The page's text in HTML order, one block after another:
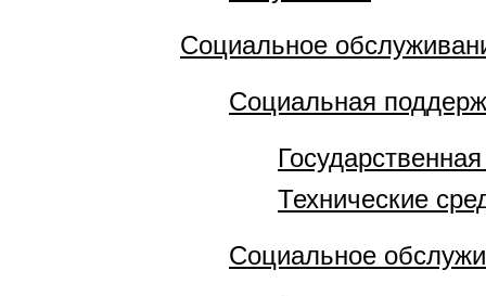
Социальное
Социальная
Технические
Социальное